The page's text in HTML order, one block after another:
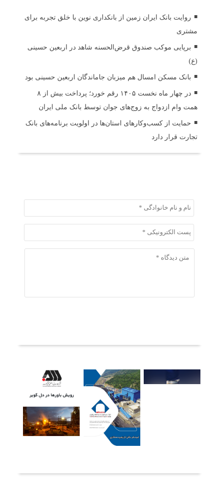
روایت بانک ایران زمین از بانکداری نوین با خلق تجربه برای
مشتری
برپایی موکب صندوق قرض‌الحسنه شاهد در اربعین حسینی
(ع)
بانک مسکن امسال هم میزبان جاماندگان اربعین حسینی بود
در چهار ماه نخست ۱۴۰۵ رقم خورد؛ پرداخت بیش از ۸
همت وام ازدواج به زوج‌های جوان توسط بانک ملی ایران
حمایت از کسب‌وکارهای استان‌ها در اولویت برنامه‌های بانک
تجارت قرار دارد